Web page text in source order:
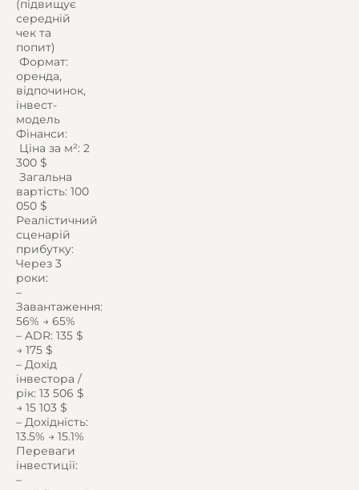
(підвищує
середній
чек та
попит)
️ Формат:
оренда,
відпочинок,
інвест-
модель
Фінанси:
️ Ціна за м²: 2
300 $
️ Загальна
вартість: 100
050 $
Реалістичний
сценарій
прибутку:
Через 3
роки:
–
Завантаження:
56% → 65%
– ADR: 135 $
→ 175 $
– Дохід
інвестора /
рік: 13 506 $
→ 15 103 $
– Дохідність:
13.5% → 15.1%
Переваги
інвестиції:
–